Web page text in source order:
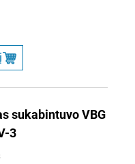
sukabintuvo VBG
3